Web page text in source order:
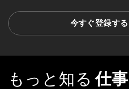
今すぐ登録する
もっと知る 仕